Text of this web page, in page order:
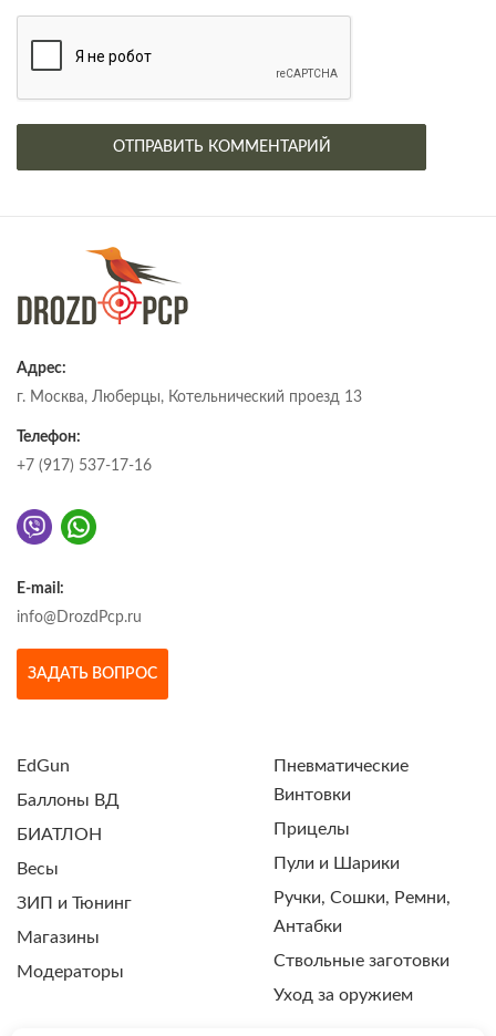
Адрес:
г. Москва, Люберцы, Котельнический проезд 13
Телефон:
+7 (917) 537-17-16
E-mail:
info@DrozdPcp.ru
ЗАДАТЬ ВОПРОС
EdGun
Баллоны ВД
БИАТЛОН
Весы
ЗИП и Тюнинг
Магазины
Модераторы
Пневматические
Винтовки
Прицелы
Пули и Шарики
Ручки, Сошки, Ремни,
Антабки
Ствольные заготовки
Уход за оружием